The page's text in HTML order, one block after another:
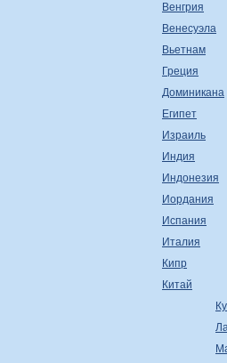
Венгрия
Венесуэла
Вьетнам
Греция
Доминикана
Египет
Израиль
Индия
Индонезия
Иордания
Испания
Италия
Кипр
Китай